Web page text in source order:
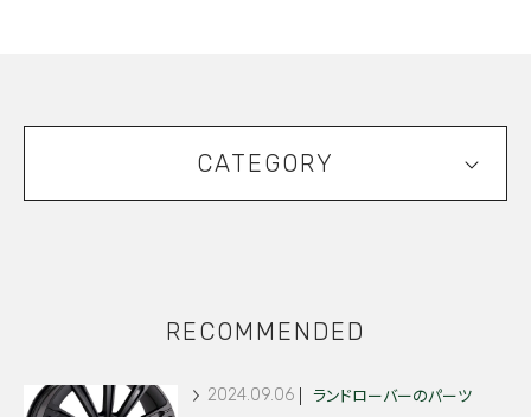
CATEGORY
RECOMMENDED
2024.09.06 ランドローバーのパーツ